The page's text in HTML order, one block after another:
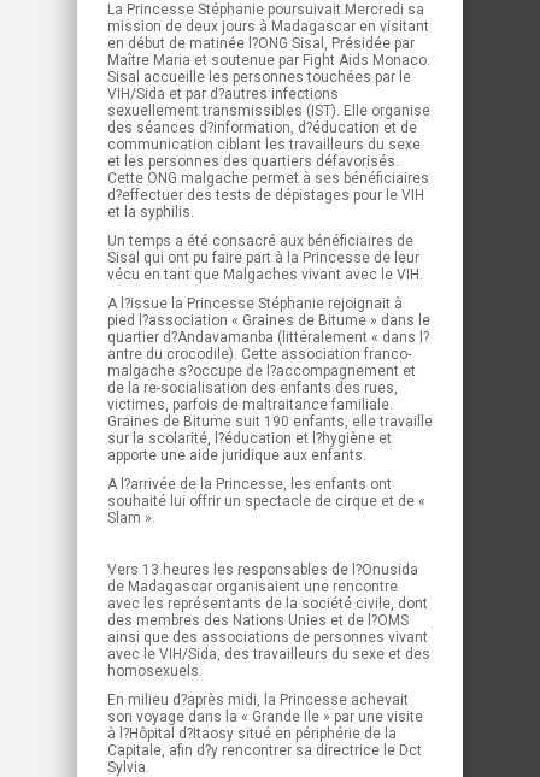
La Princesse Stéphanie poursuivait Mercredi sa
mission de deux jours à Madagascar en visitant
en début de matinée l?ONG Sisal, Présidée par
Maître Maria et soutenue par Fight Aids Monaco.
Sisal accueille les personnes touchées par le
VIH/Sida et par d?autres infections
sexuellement transmissibles (IST). Elle organise
des séances d?information, d?éducation et de
communication ciblant les travailleurs du sexe
et les personnes des quartiers défavorisés.
Cette ONG malgache permet à ses bénéficiaires
d?effectuer des tests de dépistages pour le VIH
et la syphilis.
Un temps a été consacré aux bénéficiaires de
Sisal qui ont pu faire part à la Princesse de leur
vécu en tant que Malgaches vivant avec le VIH.
A l?issue la Princesse Stéphanie rejoignait à
pied l?association « Graines de Bitume » dans le
quartier d?Andavamanba (littéralement « dans l?
antre du crocodile). Cette association franco-
malgache s?occupe de l?accompagnement et
de la re-socialisation des enfants des rues,
victimes, parfois de maltraitance familiale.
Graines de Bitume suit 190 enfants, elle travaille
sur la scolarité, l?éducation et l?hygiène et
apporte une aide juridique aux enfants.
A l?arrivée de la Princesse, les enfants ont
souhaité lui offrir un spectacle de cirque et de «
Slam ».
Vers 13 heures les responsables de l?Onusida
de Madagascar organisaient une rencontre
avec les représentants de la société civile, dont
des membres des Nations Unies et de l?OMS
ainsi que des associations de personnes vivant
avec le VIH/Sida, des travailleurs du sexe et des
homosexuels.
En milieu d?après midi, la Princesse achevait
son voyage dans la « Grande Ile » par une visite
à l?Hôpital d?Itaosy situé en périphérie de la
Capitale, afin d?y rencontrer sa directrice le Dct
Sylvia.